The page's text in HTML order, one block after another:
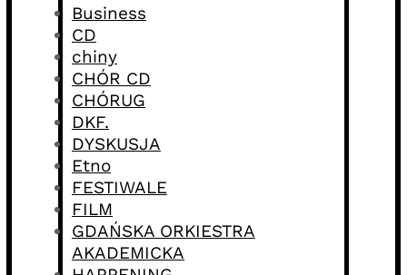
Business
CD
chiny
CHÓR CD
CHÓRUG
DKF.
DYSKUSJA
Etno
FESTIWALE
FILM
GDAŃSKA ORKIESTRA
AKADEMICKA